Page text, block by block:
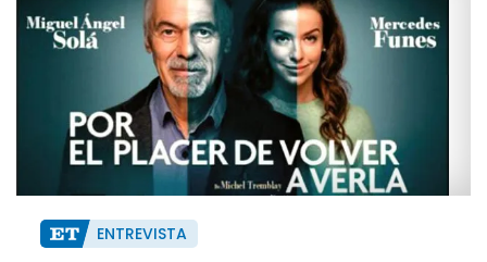
ENTREVISTA